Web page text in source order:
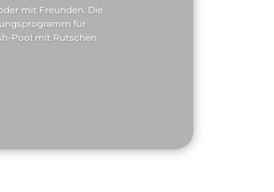
mit Freunden. Die
für
Pool mit Rutschen